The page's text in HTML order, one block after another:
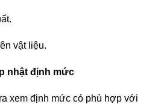
vật liệu.
nhật định mức
xem định mức có phù hợp với